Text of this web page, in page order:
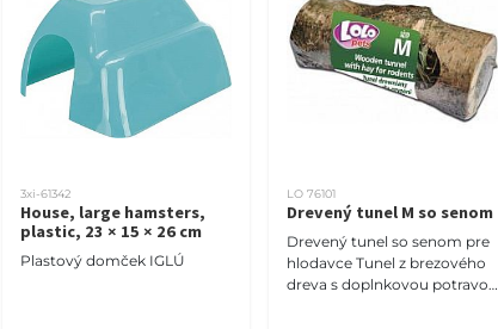
3xi-61342
House, large hamsters,
plastic, 23 × 15 × 26 cm
Plastový domček IGLÚ
LO 76101
Drevený tunel M so senom
Drevený tunel so senom pre
hlodavce Tunel z brezového
dreva s doplnkovou potravou